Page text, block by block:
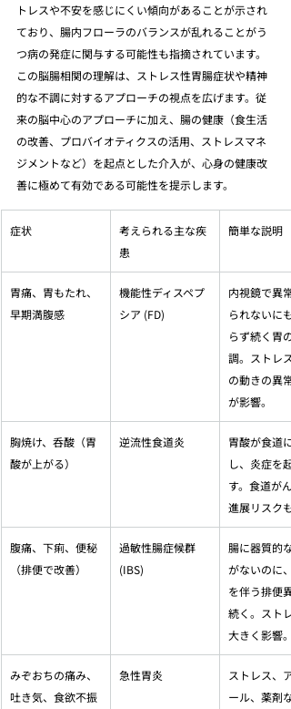
トレスや不安を感じにくい傾向があることが示され
ており、腸内フローラのバランスが乱れることがう
つ病の発症に関与する可能性も指摘されています。
この脳腸相関の理解は、ストレス性胃腸症状や精神
的な不調に対するアプローチの視点を広げます。従
来の脳中心のアプローチに加え、腸の健康（食生活
の改善、プロバイオティクスの活用、ストレスマネ
ジメントなど）を起点とした介入が、心身の健康改
善に極めて有効である可能性を提示します。
症状
考えられる主な疾
患
簡単な説明
胃痛、胃もたれ、
早期満腹感
機能性ディスペプ
シア (FD)
内視鏡で異常
られないに
らず続く胃の
調。ストレス
の動きの異常
が影響。
胸焼け、呑酸（胃
酸が上がる）
逆流性食道炎
胃酸が食道に
し、炎症を起
す。食道がん
進展リスクも
腹痛、下痢、便秘
（排便で改善）
過敏性腸症候群
(IBS)
腸に器質的な
がないのに、
を伴う排便異
続く。ストレ
大きく影響。
みぞおちの痛み、
吐き気、食欲不振
急性胃炎
ストレス、
ール、薬剤な